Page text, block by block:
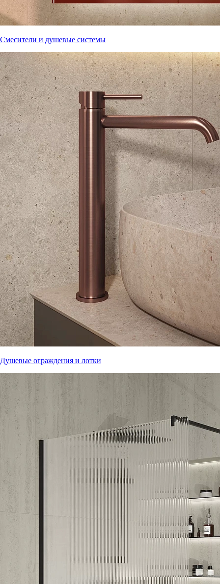
Смесители и душевые системы
Душевые ограждения и лотки